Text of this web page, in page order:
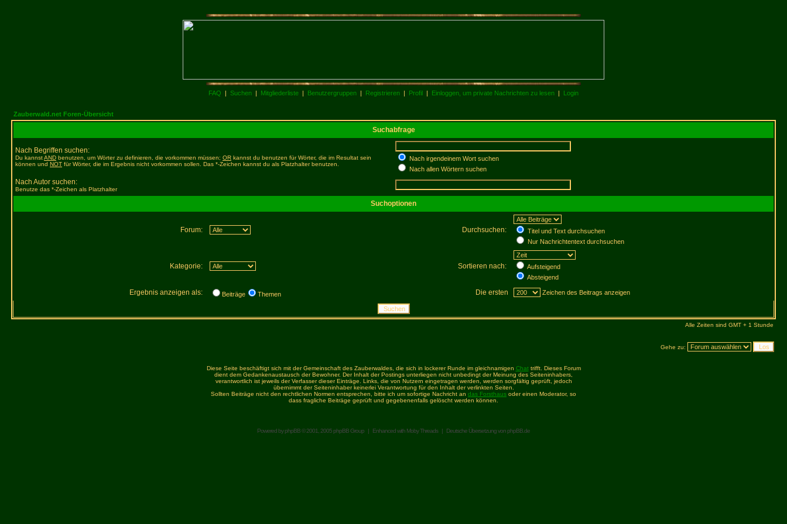
FAQ | Suchen | Mitgliederliste | Benutzergruppen | Registrieren | Profil | Einloggen, um private Nachrichten zu lesen | Login
Zauberwald.net Foren-Übersicht
Suchabfrage
Nach Begriffen suchen:
Du kannstAND benutzen, um Wörter zu definieren, die vorkommen müssen; OR kannst du benutzen für Wörter, die im Resultat sein
können und NOT für Wörter, die im Ergebnis nicht vorkommen sollen. Das *-Zeichen kannst du als Platzhalter benutzen.
Nach irgendeinem Wort suchen
Nach allen Wörtern suchen
Nach Autor suchen:
Benutze das *-Zeichen als Platzhalter
Suchoptionen
Forum: Durchsuchen:
Titel und Text durchsuchen
Nur Nachrichtentext durchsuchen
Kategorie: Sortieren nach:
Aufsteigend
Absteigend
Ergebnis anzeigen als: Beiträge Themen Die ersten Zeichen des Beitrags anzeigen
Alle Zeiten sind GMT + 1 Stunde
Gehe zu:
Diese Seite beschäftigt sich mit der Gemeinschaft des Zauberwaldes, die sich in lockerer Runde im gleichnamigen Chattrifft. Dieses Forum
dient dem Gedankenaustausch der Bewohner. Der Inhalt der Postings unterliegen nicht unbedingt der Meinung des Seiteninhabers,
verantwortlich ist jeweils der Verfasser dieser Einträge. Links, die von Nutzern eingetragen werden, werden sorgfältig geprüft, jedoch
übernimmt der Seiteninhaber keinerlei Verantwortung für den Inhalt der verlinkten Seiten.
Sollten Beiträge nicht den rechtlichen Normen entsprechen, bitte ich um sofortige Nachricht an das Forsthaus oder einen Moderator, so
dass fragliche Beiträge geprüft und gegebenenfalls gelöscht werden können.
Powered byphpBB© 2001, 2005 phpBB Group | Enhanced with Moby Threads| Deutsche Übersetzung von phpBB.de